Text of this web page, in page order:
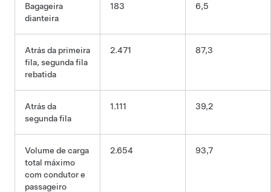
Bagageira
dianteira
183 6,5
Atrás da primeira
fila, segunda fila
rebatida
2.471 87,3
Atrás da
segunda fila
1.111 39,2
Volume de carga
total máximo
com condutor e
passageiro
2.654 93,7